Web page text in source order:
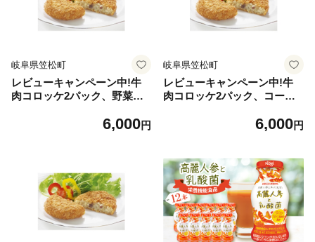
岐阜県笠松町
レビューキャンペーン中!牛
肉コロッケ2パック、野菜コ
6,000円
岐阜県笠松町
レビューキャンペーン中!牛
肉コロッケ2パック、コーン
6,000円